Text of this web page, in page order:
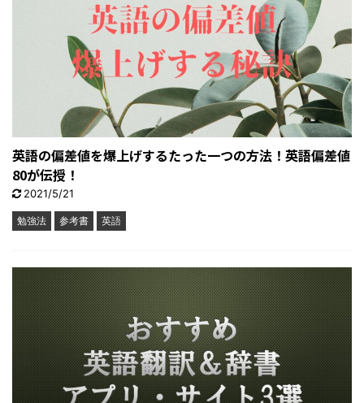
英語の偏差値を爆上げするたった一つの方法！英語偏差値
80が伝授！
2021/5/21
勉強法 参考書 英語